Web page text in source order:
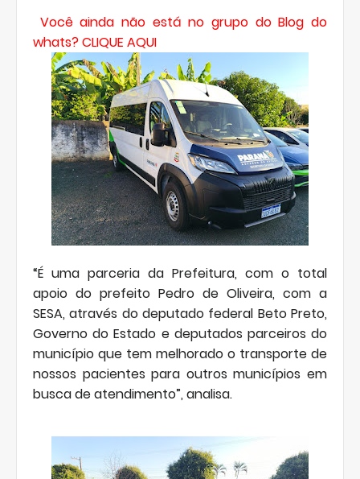
Você ainda não está no grupo do Blog do
whats?CLIQUE AQUI
“É uma parceria da Prefeitura, com o total
apoio do prefeito Pedro de Oliveira, com a
SESA, através do deputado federal Beto Preto,
Governo do Estado e deputados parceiros do
município que tem melhorado o transporte de
nossos pacientes para outros municípios em
busca de atendimento”, analisa.